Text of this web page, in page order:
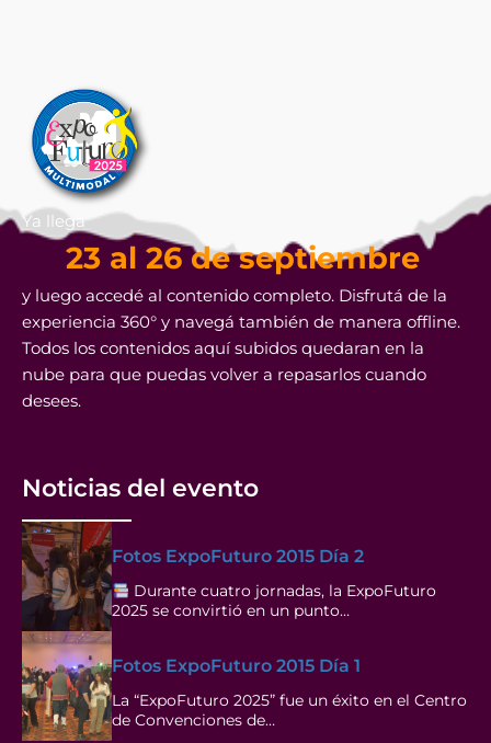
Ya llega
23 al 26 de septiembre
y luego accedé al contenido completo. Disfrutá de la
experiencia 360° y navegá también de manera offline.
Todos los contenidos aquí subidos quedaran en la
nube para que puedas volver a repasarlos cuando
desees.
Noticias del evento
Fotos ExpoFuturo 2015 Día 2
Durante cuatro jornadas, la ExpoFuturo
2025 se convirtió en un punto…
Fotos ExpoFuturo 2015 Día 1
La “ExpoFuturo 2025” fue un éxito en el Centro
de Convenciones de…